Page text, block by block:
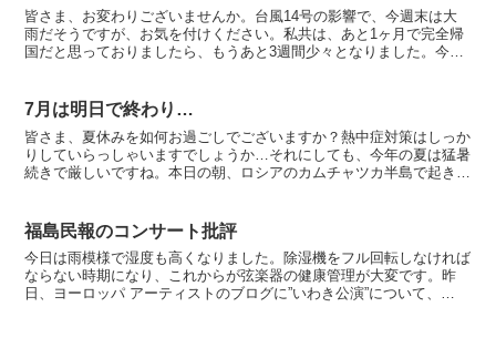
皆さま、お変わりございませんか。台風14号の影響で、今週末は大
雨だそうですが、お気を付けください。私共は、あと1ヶ月で完全帰
国だと思っておりましたら、もうあと3週間少々となりました。今日
7月は明日で終わり…
皆さま、夏休みを如何お過ごしでございますか？熱中症対策はしっか
りしていらっしゃいますでしょうか…それにしても、今年の夏は猛暑
続きで厳しいですね。本日の朝、ロシアのカムチャツカ半島で起きた
福島民報のコンサート批評
今日は雨模様で湿度も高くなりました。除湿機をフル回転しなければ
ならない時期になり、これからが弦楽器の健康管理が大変です。昨
日、ヨーロッパ アーティストのブログに”いわき公演”について、